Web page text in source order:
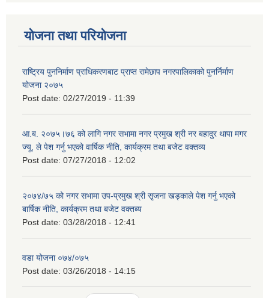
योजना तथा परियोजना
राष्ट्रिय पुननिर्माण प्राधिकरणबाट प्राप्त रामेछाप नगरपालिकाको पुनर्निर्माण
योजना २०७५
Post date: 02/27/2019 - 11:39
आ.ब. २०७५।७६ को लागि नगर सभामा नगर प्रमुख श्री नर बहादुर थापा मगर
ज्यू, ले पेश गर्नु भएको वार्षिक नीति, कार्यक्रम तथा बजेट वक्तव्य
Post date: 07/27/2018 - 12:02
२०७४/७५ को नगर सभामा उप-प्रमुख श्री सृजना खड्काले पेश गर्नु भएको
बार्षिक नीति, कार्यक्रम तथा बजेट वक्तब्य
Post date: 03/28/2018 - 12:41
वडा योजना ०७४/०७५
Post date: 03/26/2018 - 14:15